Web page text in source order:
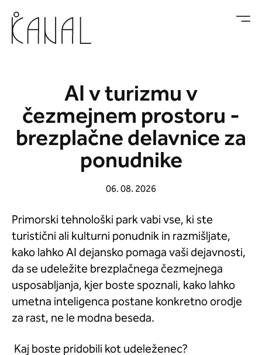
AI v turizmu v
čezmejnem prostoru -
brezplačne delavnice za
ponudnike
06. 08. 2026
Primorski tehnološki park vabi vse, ki ste
turistični ali kulturni ponudnik in razmišljate,
kako lahko AI dejansko pomaga vaši dejavnosti,
da se udeležite brezplačnega čezmejnega
usposabljanja, kjer boste spoznali, kako lahko
umetna inteligenca postane konkretno orodje
za rast, ne le modna beseda.
Kaj boste pridobili kot udeleženec?